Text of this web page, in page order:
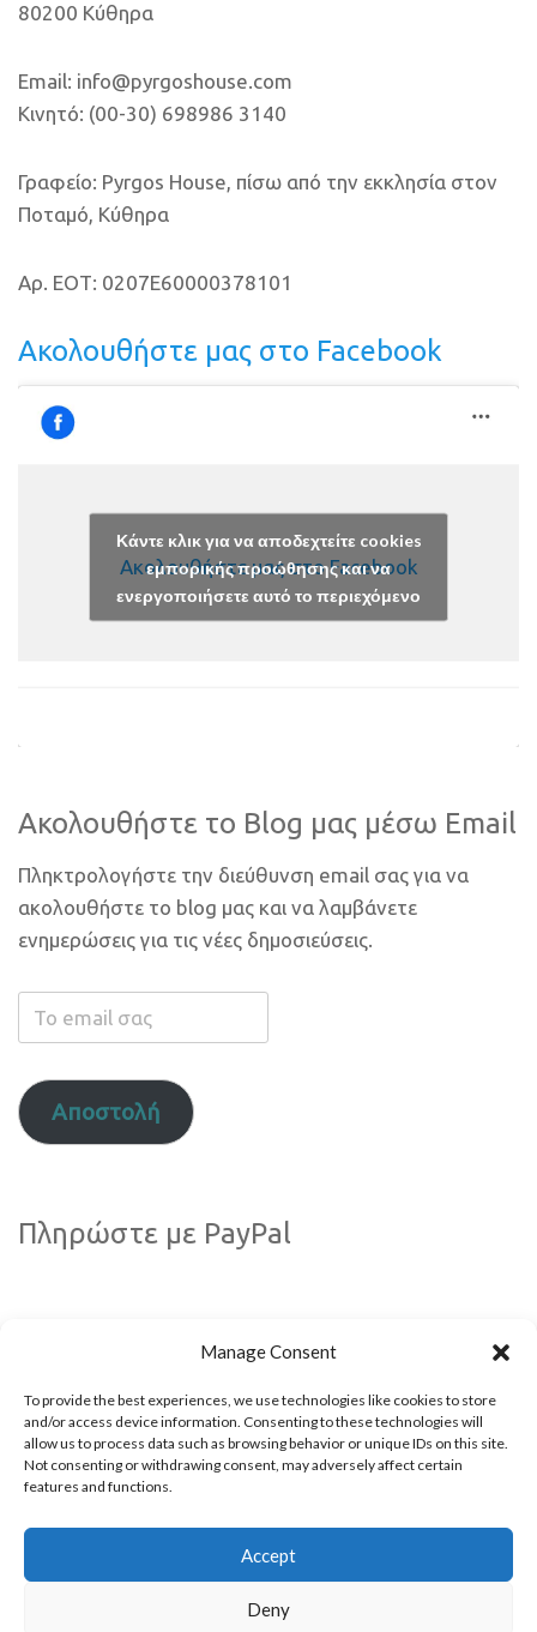
Manage Consent
To provide the best experiences, we use technologies like cookies to store
and/or access device information. Consenting to these technologies will
allow us to process data such as browsing behavior or unique IDs on this site.
Not consenting or withdrawing consent, may adversely affect certain
features and functions.
Accept
Deny
80200 Κύθηρα
Email: info@pyrgoshouse.com
Κινητό: (00-30) 698986 3140
Γραφείο: Pyrgos House, πίσω από την εκκλησία στον
Ποταμό, Κύθηρα
Αρ. ΕΟΤ: 0207E60000378101
Ακολουθήστε μας στο Facebook
Ακολουθήστε μας στο Facebook
Κάντε κλικ για να αποδεχτείτε cookies
εμπορικής προώθησης και να
ενεργοποιήσετε αυτό το περιεχόμενο
Ακολουθήστε το Blog μας μέσω Email
Πληκτρολογήστε την διεύθυνση email σας για να
ακολουθήστε το blog μας και να λαμβάνετε
ενημερώσεις για τις νέες δημοσιεύσεις.
Το
email
Αποστολή
Πληρώστε με PayPal
Ακολουθήστε μας!
© 2009 - 2026 All rights reserved. Powered by